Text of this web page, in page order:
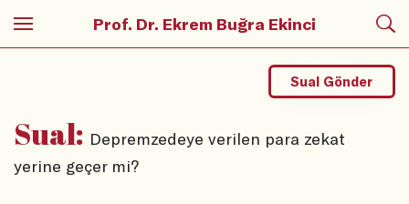
Prof. Dr. Ekrem Buğra Ekinci
Sual: Depremzedeye verilen para zekat
yerine geçer mi?
Sual Gönder